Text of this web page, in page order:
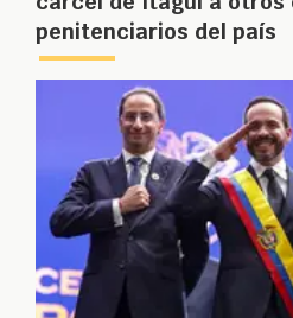
penitenciarios del país